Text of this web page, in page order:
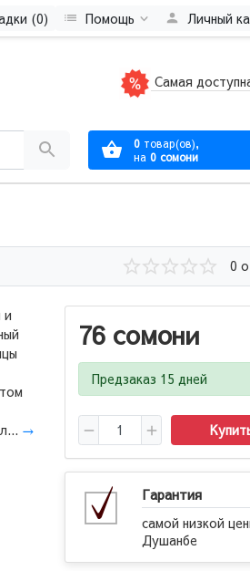
(0) Помощь Личный
Самая
0 товар(ов),
на 0 сомони
0
76 сомони
Предзаказ 15 дней
Гарантия
самой низкой
Душанбе
и
→